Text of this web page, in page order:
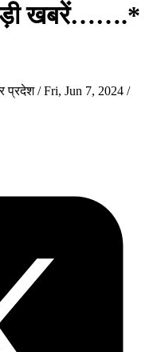
खबरें…….*
प्रदेश/Fri, Jun 7, 2024 /